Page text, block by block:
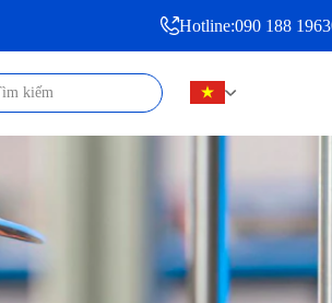
Hotline:090 188 1963